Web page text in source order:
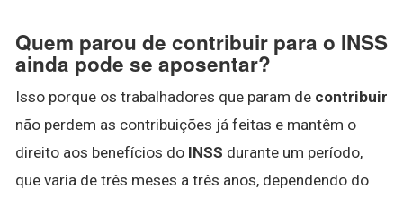
Quem parou de contribuir para o INSS
ainda pode se aposentar?
Isso porque os trabalhadores que param de contribuir
não perdem as contribuições já feitas e mantêm o
direito aos benefícios do INSS durante um período,
que varia de três meses a três anos, dependendo do